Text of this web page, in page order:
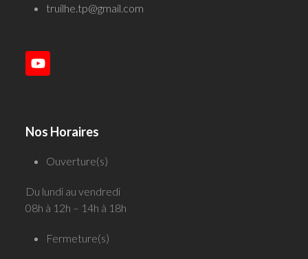
truilhe.tp@gmail.com
YouTube
Nos Horaires
Ouverture(s)
Du lundi au vendredi
08h à 12h – 14h à 18h
Fermeture(s)